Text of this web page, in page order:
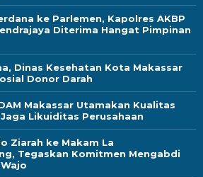
ke Parlemen, Kapolres AKBP
Diterima Hangat Pimpinan
Dinas Kesehatan Kota Makassar
Donor Darah
Makassar Utamakan Kualitas
Likuiditas Perusahaan
Ziarah ke Makam La
Tegaskan Komitmen Mengabdi